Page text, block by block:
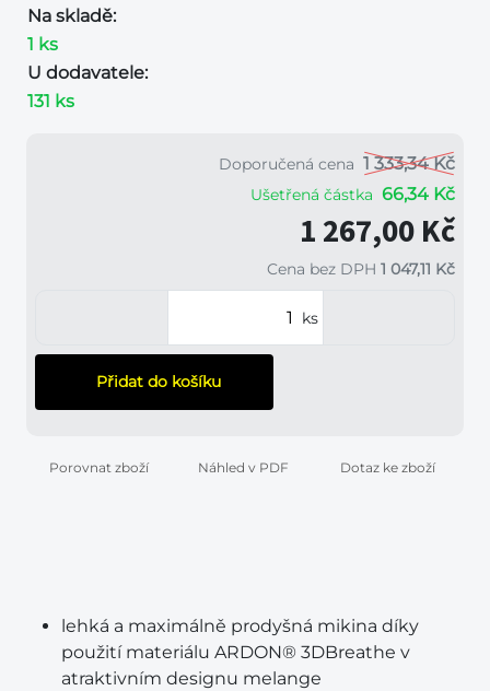
Na skladě:
1 ks
U dodavatele:
131 ks
Doporučená cena 1 333,34 Kč
Ušetřená částka 66,34 Kč
1 267,00 Kč
Cena bez DPH 1 047,11 Kč
ks
Přidat do košíku
Porovnat zboží Náhled v PDF Dotaz ke zboží
lehká a maximálně prodyšná mikina díky
použití materiálu ARDON® 3DBreathe v
atraktivním designu melange